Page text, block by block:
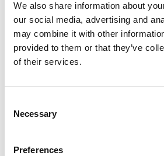
We also share information about
our social media, advertising and
may combine it with other
provided to them or that they’ve
of their services.
Selection
Necessary
Preferences
Långt, justerbart takfäste för 8000-,